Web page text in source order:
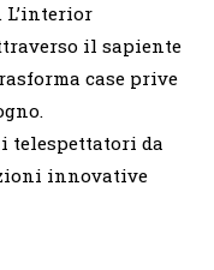
. L’interior
il sapiente
case prive
telespettatori da
innovative